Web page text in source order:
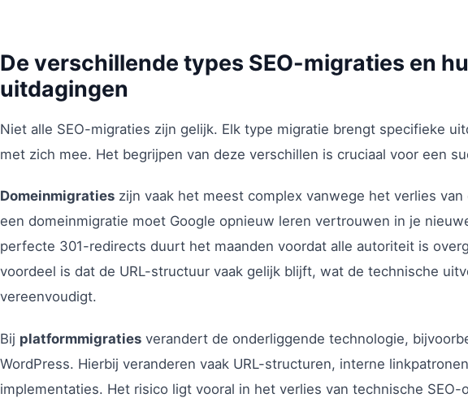
De verschillende types SEO-migraties en
uitdagingen
Niet alle SEO-migraties zijn gelijk. Elk type migratie brengt specifieke
met zich mee. Het begrijpen van deze verschillen is cruciaal voor een
Domeinmigraties zijn vaak het meest complex vanwege het verlies
een domeinmigratie moet Google opnieuw leren vertrouwen in je
perfecte 301-redirects duurt het maanden voordat alle autoriteit is
voordeel is dat de URL-structuur vaak gelijk blijft, wat de technische
vereenvoudigt.
Bij platformmigraties verandert de onderliggende technologie,
WordPress. Hierbij veranderen vaak URL-structuren, interne
implementaties. Het risico ligt vooral in het verlies van technische SEO-